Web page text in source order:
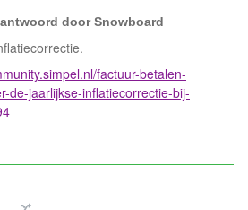
doorSnowboard
factuur-betalen-
de-jaarlijkse-inflatiecorrectie-bij-